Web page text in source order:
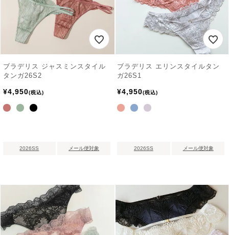
ブラデリス ジャスミンスタイル
タンガ26S2
¥4,950 税込
2026SS メール便対象
ブラデリス エリンスタイルタン
ガ26S1
¥4,950 税込
2026SS メール便対象